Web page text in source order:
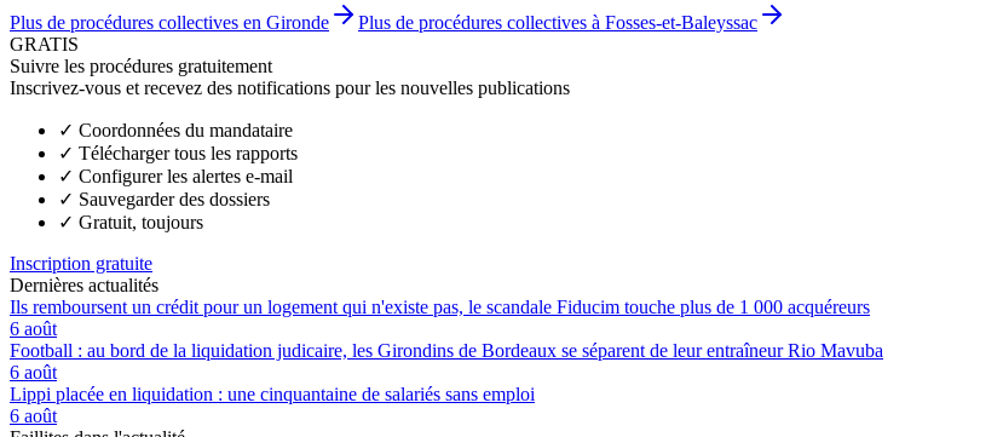
Plus de procédures collectives en Gironde
Plus de procédures collectives à Fosses-et-Baleyssac
GRATIS
Suivre les procédures gratuitement
Inscrivez-vous et recevez des notifications pour les nouvelles publications
✓ Coordonnées du mandataire
✓ Télécharger tous les rapports
✓ Configurer les alertes e-mail
✓ Sauvegarder des dossiers
✓ Gratuit, toujours
Inscription gratuite
Dernières actualités
Ils remboursent un crédit pour un logement qui n'existe pas, le scandale Fiducim touche plus de 1 000 acquéreurs
6 août
Football : au bord de la liquidation judicaire, les Girondins de Bordeaux se séparent de leur entraîneur Rio Mavuba
6 août
Lippi placée en liquidation : une cinquantaine de salariés sans emploi
6 août